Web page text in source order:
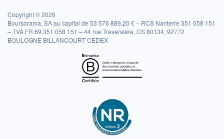
Copyright © 2026
Boursorama, SA au capital de 53 576 889,20 € – RCS Nanterre 351 058 151
– TVA FR 69 351 058 151 – 44 rue Traversière, CS 80134, 92772
BOULOGNE BILLANCOURT CEDEX